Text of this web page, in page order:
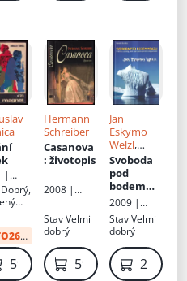
– 239 Kč
|
Dobrý,
LETO26
:41 Kč
59 Kč
Hermann
Schreiber
Casanova
: životopis
2008 |
StavVelmi
dobrý
59 Kč
Jan
Eskymo
Welzl,
Martin
Strouhal
Il.Martin
Strouhal
Svoboda
pod
bodem
mrazu
příběhy a
záhady,
které
zanechal
největší
český
2009 |
Veduta
StavVelmi
dobrý
259 Kč